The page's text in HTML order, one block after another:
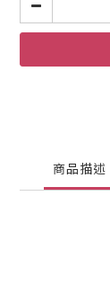
商品描述